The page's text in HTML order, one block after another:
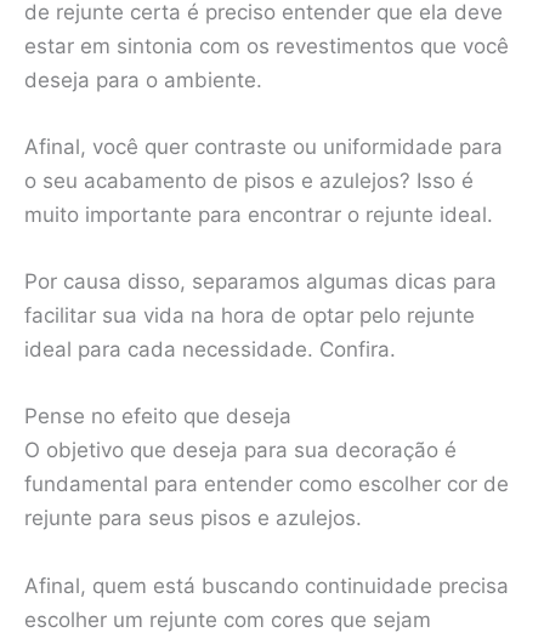
de rejunte certa é preciso entender que ela deve
estar em sintonia com os revestimentos que você
deseja para o ambiente.
Afinal, você quer contraste ou uniformidade para
o seu acabamento de pisos e azulejos? Isso é
muito importante para encontrar o rejunte ideal.
Por causa disso, separamos algumas dicas para
facilitar sua vida na hora de optar pelo rejunte
ideal para cada necessidade. Confira.
Pense no efeito que deseja
O objetivo que deseja para sua decoração é
fundamental para entender como escolher cor de
rejunte para seus pisos e azulejos.
Afinal, quem está buscando continuidade precisa
escolher um rejunte com cores que sejam